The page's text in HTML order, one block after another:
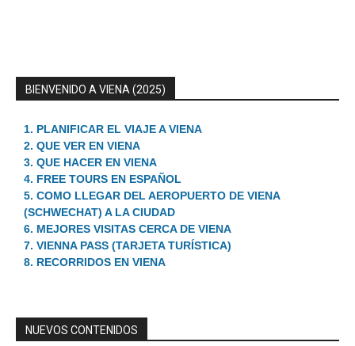
BIENVENIDO A VIENA (2025)
1. PLANIFICAR EL VIAJE A VIENA
2. QUE VER EN VIENA
3. QUE HACER EN VIENA
4. FREE TOURS EN ESPAÑOL
5. COMO LLEGAR DEL AEROPUERTO DE VIENA
(SCHWECHAT) A LA CIUDAD
6. MEJORES VISITAS CERCA DE VIENA
7. VIENNA PASS (TARJETA TURÍSTICA)
8. RECORRIDOS EN VIENA
NUEVOS CONTENIDOS